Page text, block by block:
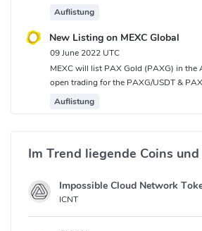
Auflistung
New Listing on MEXC Global
09 June 2022 UTC
MEXC will list PAX Gold (PAXG) in the
open trading for the PAXG/USDT &
Auflistung
Im Trend liegende Coins und
Impossible Cloud Network
ICNT